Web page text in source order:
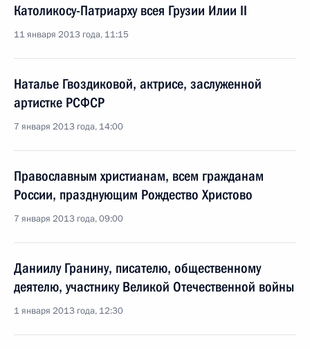
Католикосу-Патриарху всея Грузии Илии II
11 января 2013 года, 11:15
Наталье Гвоздиковой, актрисе, заслуженной
артистке РСФСР
7 января 2013 года, 14:00
Православным христианам, всем гражданам
России, празднующим Рождество Христово
7 января 2013 года, 09:00
Даниилу Гранину, писателю, общественному
деятелю, участнику Великой Отечественной войны
1 января 2013 года, 12:30